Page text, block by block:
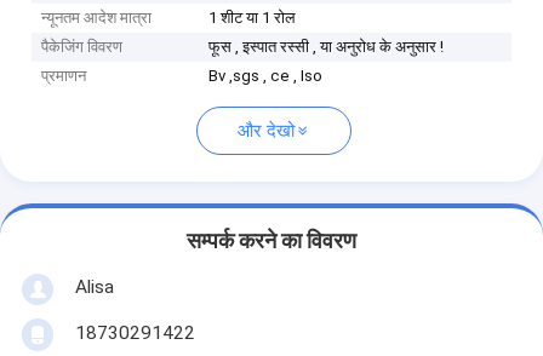
न्यूनतम आदेश मात्रा
1 शीट या 1 रोल
पैकेजिंग विवरण
फूस , इस्पात रस्सी , या अनुरोध के अनुसार !
प्रमाणन
Bv ,sgs , ce , Iso
और देखो
सम्पर्क करने का विवरण
Alisa
18730291422